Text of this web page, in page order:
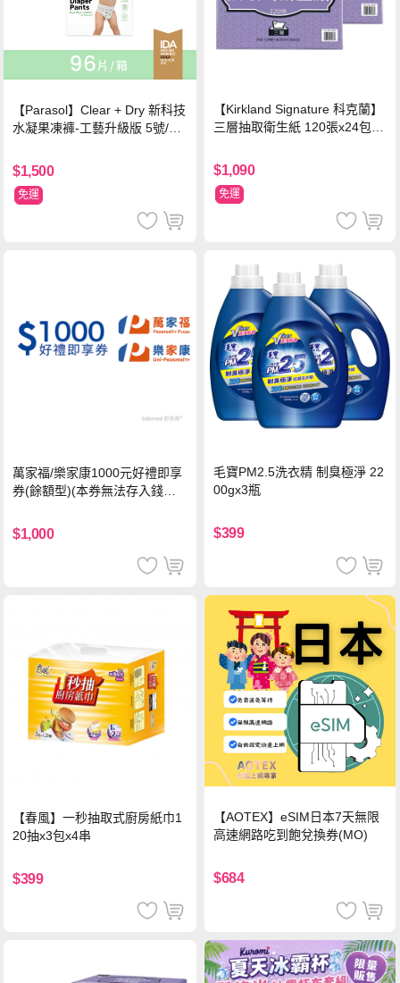
【Parasol】Clear + Dry 新科技
水凝果凍褲-工藝升級版 5號/XL
$1,500
免運
【Kirkland Signature 科克蘭】
三層抽取衛生紙 120張x24包x2
$1,090
免運
萬家福/樂家康1000元好禮即享
券(餘額型)(本券無法存入錢包
$1,000
毛寶PM2.5洗衣精 制臭極淨 22
00gx3瓶
$399
【春風】一秒抽取式廚房紙巾1
20抽x3包x4串
$399
【AOTEX】eSIM日本7天無限
高速網路吃到飽兌換券(MO)
$684